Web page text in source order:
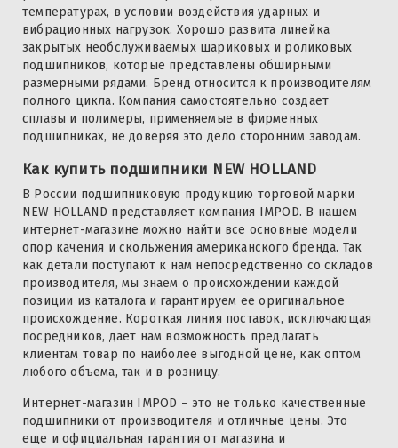
температурах, в условии воздействия ударных и
вибрационных нагрузок. Хорошо развита линейка
закрытых необслуживаемых шариковых и роликовых
подшипников, которые представлены обширными
размерными рядами. Бренд относится к производителям
полного цикла. Компания самостоятельно создает
сплавы и полимеры, применяемые в фирменных
подшипниках, не доверяя это дело сторонним заводам.
Как купить подшипники NEW HOLLAND
В России подшипниковую продукцию торговой марки
NEW HOLLAND представляет компания IMPOD. В нашем
интернет-магазине можно найти все основные модели
опор качения и скольжения американского бренда. Так
как детали поступают к нам непосредственно со складов
производителя, мы знаем о происхождении каждой
позиции из каталога и гарантируем ее оригинальное
происхождение. Короткая линия поставок, исключающая
посредников, дает нам возможность предлагать
клиентам товар по наиболее выгодной цене, как оптом
любого объема, так и в розницу.
Интернет-магазин IMPOD – это не только качественные
подшипники от производителя и отличные цены. Это
еще и официальная гарантия от магазина и